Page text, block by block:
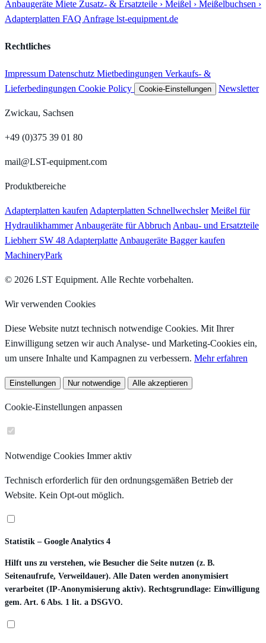
Anbaugeräte Miete Zusatz- & Ersatzteile › Meißel › Meißelbuchsen ›
Adapterplatten FAQ Anfrage lst-equipment.de
Rechtliches
Impressum Datenschutz Mietbedingungen Verkaufs- &
Lieferbedingungen Cookie Policy Cookie-Einstellungen Newsletter
Zwickau, Sachsen
+49 (0)375 39 01 80
mail@LST-equipment.com
Produktbereiche
Adapterplatten kaufenAdapterplatten Schnellwechsler Meißel für
HydraulikhammerAnbaugeräte für AbbruchAnbau- und Ersatzteile
Liebherr SW 48 AdapterplatteAnbaugeräte Bagger kaufen
MachineryPark
© 2026 LST Equipment. Alle Rechte vorbehalten.
Wir verwenden Cookies
Diese Website nutzt technisch notwendige Cookies. Mit Ihrer
Einwilligung setzen wir auch Analyse- und Marketing-Cookies ein,
um unsere Inhalte und Kampagnen zu verbessern. Mehr erfahren
Einstellungen Nur notwendige Alle akzeptieren
Cookie-Einstellungen anpassen
Notwendige Cookies Immer aktiv
Technisch erforderlich für den ordnungsgemäßen Betrieb der
Website. Kein Opt-out möglich.
Statistik – Google Analytics 4
Hilft uns zu verstehen, wie Besucher die Seite nutzen (z. B.
Seitenaufrufe, Verweildauer). Alle Daten werden anonymisiert
verarbeitet (IP-Anonymisierung aktiv). Rechtsgrundlage: Einwilligung
gem. Art. 6 Abs. 1 lit. a DSGVO.